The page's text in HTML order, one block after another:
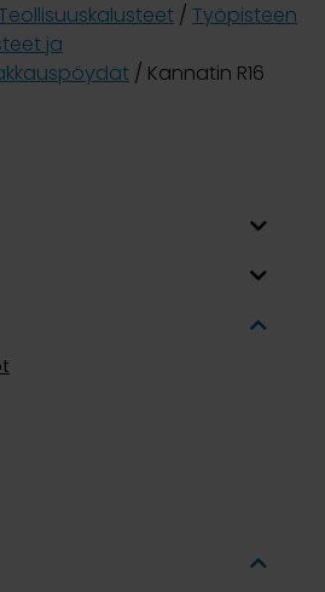
Teollisuuskalusteet / Työpisteen
ja
/ Kannatin R16